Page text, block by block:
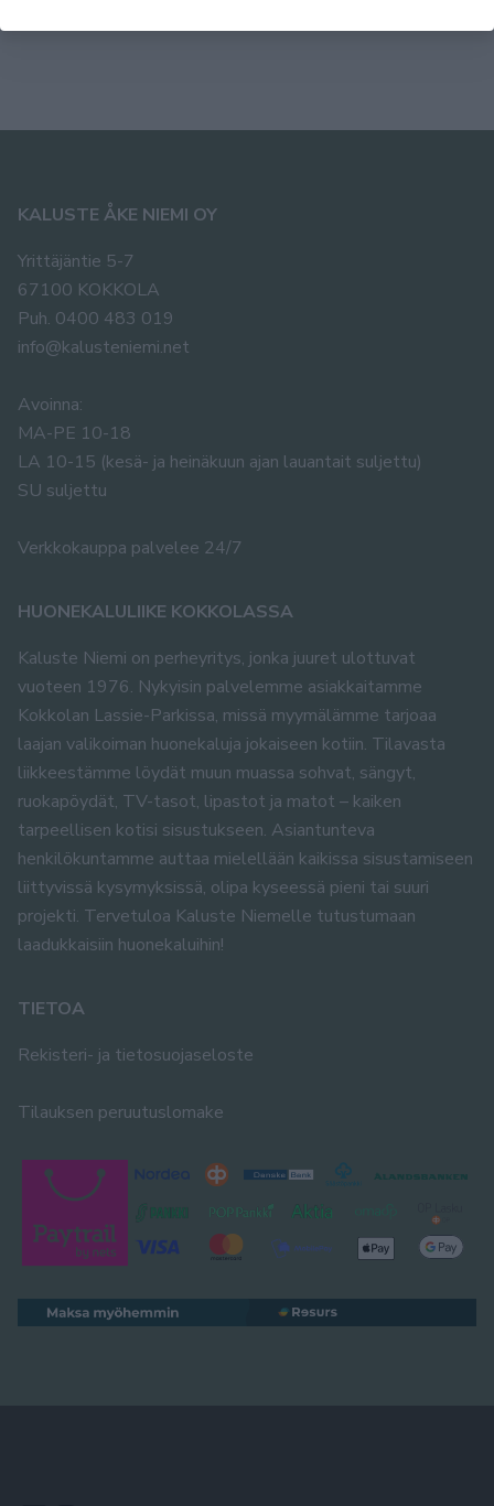
KALUSTE ÅKE NIEMI OY
Yrittäjäntie 5-7
67100 KOKKOLA
Puh. 0400 483 019
info@kalusteniemi.net
Avoinna:
MA-PE 10-18
LA 10-15 (kesä- ja heinäkuun ajan lauantait suljettu)
SU suljettu
Verkkokauppa palvelee 24/7
HUONEKALULIIKE KOKKOLASSA
Kaluste Niemi on perheyritys, jonka juuret ulottuvat
vuoteen 1976. Nykyisin palvelemme asiakkaitamme
Kokkolan Lassie-Parkissa, missä myymälämme tarjoaa
laajan valikoiman huonekaluja jokaiseen kotiin. Tilavasta
liikkeestämme löydät muun muassa sohvat, sängyt,
ruokapöydät, TV-tasot, lipastot ja matot – kaiken
tarpeellisen kotisi sisustukseen. Asiantunteva
henkilökuntamme auttaa mielellään kaikissa sisustamiseen
liittyvissä kysymyksissä, olipa kyseessä pieni tai suuri
projekti. Tervetuloa Kaluste Niemelle tutustumaan
laadukkaisiin huonekaluihin!
TIETOA
Rekisteri- ja tietosuojaseloste
Tilauksen peruutuslomake